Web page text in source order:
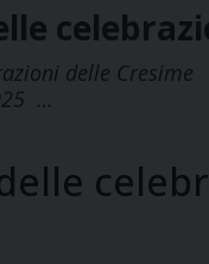
delle
…